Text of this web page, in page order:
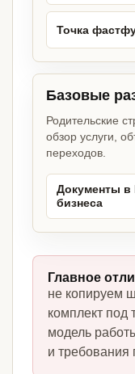
Точка
Базовые
Родительские
обзор услуги,
переходов.
Документы в
бизнеса
Главное
не копируем
комплект под
модель
и требования